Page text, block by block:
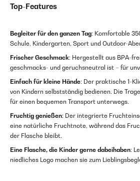
Top-Features
Begleiter für den ganzen Tag: Komfortable
Schule, Kindergarten, Sport und Outdoor-
Frischer Geschmack: Hergestellt aus BPA-
geschmacks- und geruchsneutral ist – für
Einfach für kleine Hände: Der praktische 1-
von Kindern selbstständig bedienen. Die
für einen bequemen Transport unterwegs.
Fruchtig genießen: Der integrierte
eine natürliche Fruchtnote, während das
der Flasche bleibt.
Eine Flasche, die Kinder gerne dabeihaben:
niedliches Logo machen sie zum